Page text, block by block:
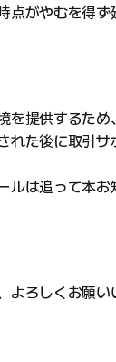
点がやむを得
を提供するため、
れた後に取引
ルは追って本
よろしくお願い